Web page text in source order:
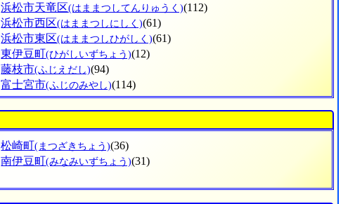
浜松市天竜区(はままつしてんりゅうく)(112)
浜松市西区(はままつしにしく)(61)
浜松市東区(はままつしひがしく)(61)
東伊豆町(ひがしいずちょう)(12)
藤枝市(ふじえだし)(94)
富士宮市(ふじのみやし)(114)
松崎町(まつざきちょう)(36)
南伊豆町(みなみいずちょう)(31)